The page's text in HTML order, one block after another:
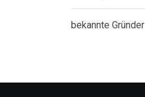
bekannte Gründer